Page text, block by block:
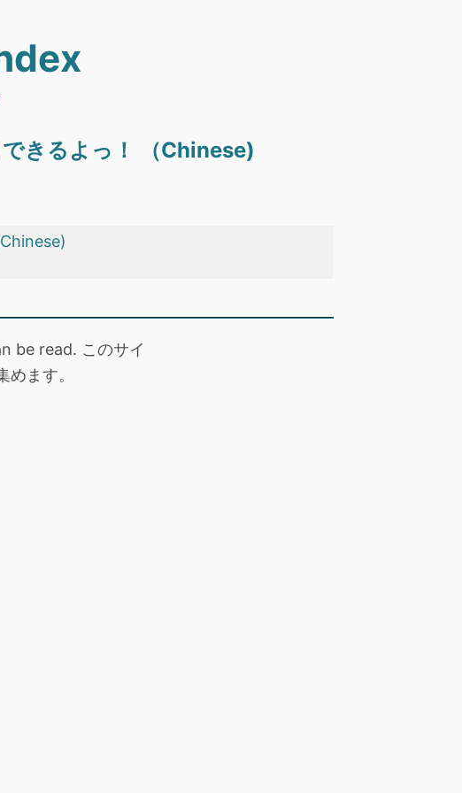
きるよっ！ （Chinese)
be read. このサイ
ます。